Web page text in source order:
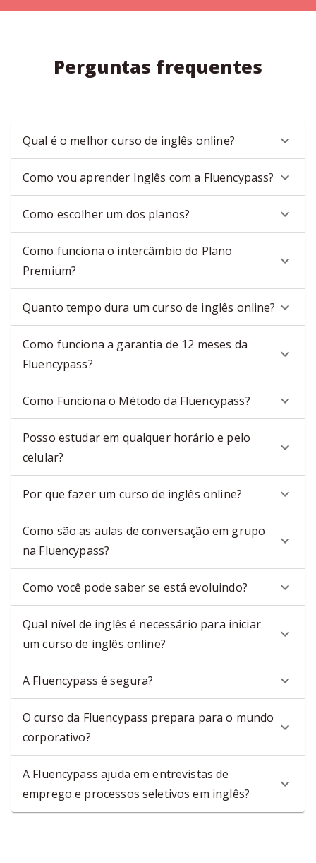
Perguntas frequentes
Qual é o melhor curso de inglês online?
Como vou aprender Inglês com a Fluencypass?
Como escolher um dos planos?
Como funciona o intercâmbio do Plano
Premium?
Quanto tempo dura um curso de inglês online?
Como funciona a garantia de 12 meses da
Fluencypass?
Como Funciona o Método da Fluencypass?
Posso estudar em qualquer horário e pelo
celular?
Por que fazer um curso de inglês online?
Como são as aulas de conversação em grupo
na Fluencypass?
Como você pode saber se está evoluindo?
Qual nível de inglês é necessário para iniciar
um curso de inglês online?
A Fluencypass é segura?
O curso da Fluencypass prepara para o mundo
corporativo?
A Fluencypass ajuda em entrevistas de
emprego e processos seletivos em inglês?